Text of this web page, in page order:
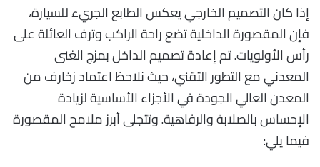
إذا كان التصميم الخارجي يعكس الطابع الجريء للسيارة،
فإن المقصورة الداخلية تضع راحة الراكب وترف العائلة على
رأس الأولويات. تم إعادة تصميم الداخل بمزج الغنى
المعدني مع التطور التقني، حيث نلاحظ اعتماد زخارف من
المعدن العالي الجودة في الأجزاء الأساسية لزيادة
الإحساس بالصلابة والرفاهية. وتتجلى أبرز ملامح المقصورة
فيما يلي: